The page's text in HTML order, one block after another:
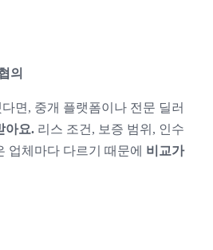
의
면, 중개 플랫폼이나 전문 딜러
아요. 리스 조건, 보증 범위, 인수
업체마다 다르기 때문에 비교가